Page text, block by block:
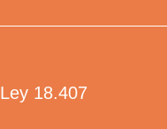
Ley 18.407